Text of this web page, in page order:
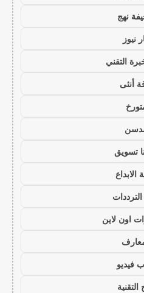
نهج
نيوز
التقني
أنثى
تسويق
الابداع
اون لاين
فيديو